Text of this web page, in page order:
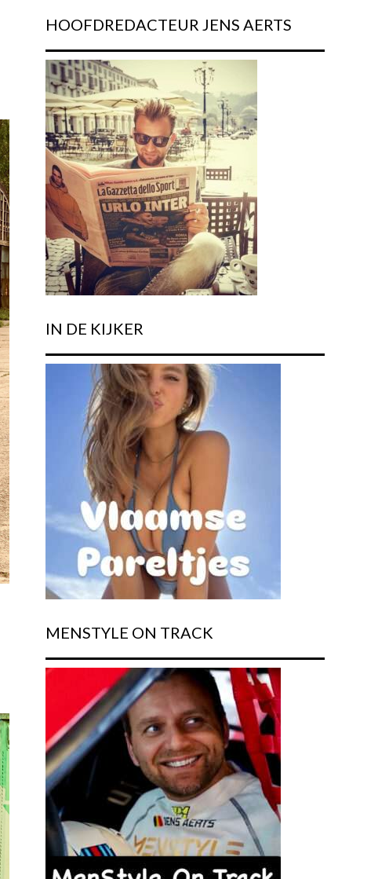
HOOFDREDACTEUR JENS AERTS
IN DE KIJKER
MENSTYLE ON TRACK